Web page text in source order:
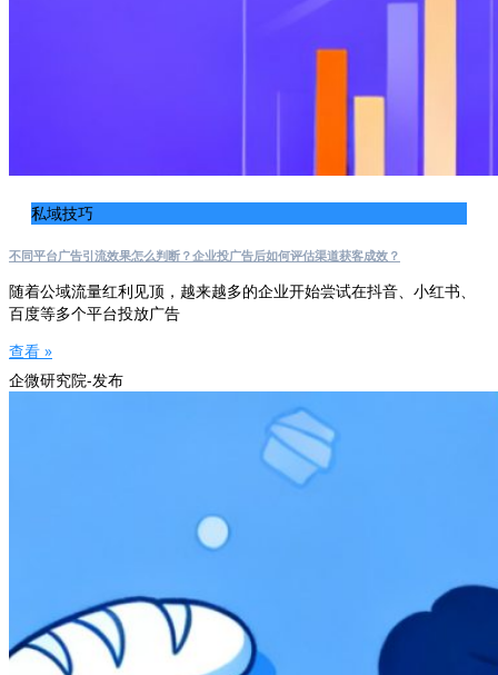
私域技巧
不同平台广告引流效果怎么判断？企业投广告后如何评估渠道获客成效？
随着公域流量红利见顶，越来越多的企业开始尝试在抖音、小红书、
百度等多个平台投放广告
查看 »
企微研究院-发布